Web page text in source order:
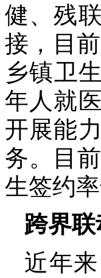
健、残
接，目
乡镇卫
年人就
开展能
务。目
生签约率
跨界
近年